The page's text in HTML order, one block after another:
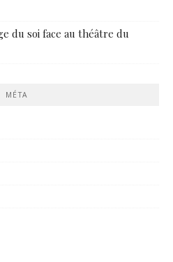
du soi face au théâtre du
MÉTA